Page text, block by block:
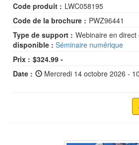
Code produit : LWC058195
Code de la brochure : PWZ96441
Type de support : Webinaire en direct
disponible : Séminaire numérique
Prix : $324.99 -
Date :
Mercredi 14 octobre 2026 -